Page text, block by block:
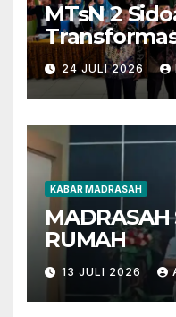
MTsN 2
Berbasis AI
Learning
24 JULI 2026
KABAR MADRASAH
MADRASAH
RUMAH
13 JULI 2026